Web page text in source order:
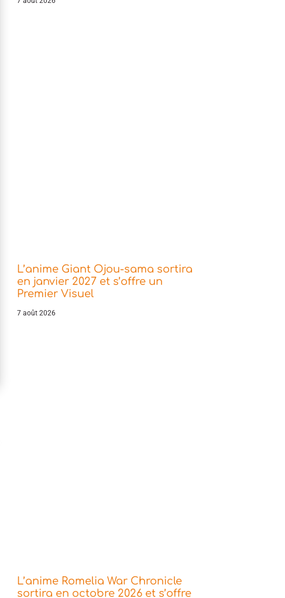
L’anime Giant Ojou-sama sortira
en janvier 2027 et s’offre un
Premier Visuel
7 août 2026
L’anime Romelia War Chronicle
sortira en octobre 2026 et s’offre